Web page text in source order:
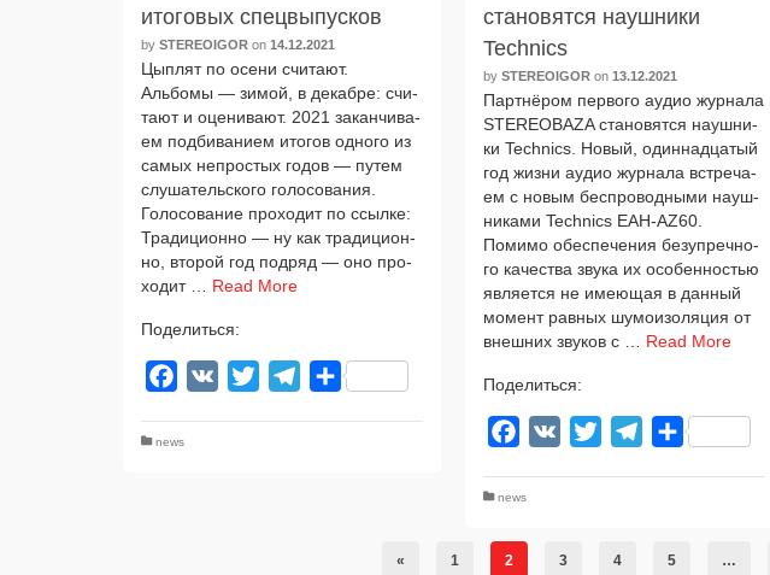
итоговых спецвыпусков
by STEREOIGOR on 14.12.2021
Цыплят по осе­ни счи­та­ют.
Альбомы — зимой, в декаб­ре: счи­
та­ют и оце­ни­ва­ют. 2021 закан­чи­ва­
ем под­би­ва­ни­ем ито­гов одно­го из
самых непро­стых годов — путем
слу­ша­тель­ско­го голо­со­ва­ния.
Голосование про­хо­дит по ссыл­ке:
Традиционно — ну как тра­ди­ци­он­
но, вто­рой год под­ряд — оно про­
хо­дит … Read More
Поделиться:
Facebook
VK Twitter TelegramОтправить
news
становятся наушники
Technics
bySTEREOIGOR on13.12.2021
Партнёром пер­во­го аудио жур­на­ла
STEREOBAZA ста­но­вят­ся науш­ни­
ки Technics. Новый, один­на­дца­тый
год жиз­ни аудио жур­на­ла встре­ча­
ем с новым бес­про­вод­ны­ми науш­
ни­ка­ми Technics EAH-AZ60.
Помимо обес­пе­че­ния без­упреч­но­
го каче­ства зву­ка их осо­бен­но­стью
явля­ет­ся не име­ю­щая в дан­ный
момент рав­ных шумо­изо­ля­ция от
внеш­них зву­ков с … Read More
Поделиться:
Facebook
VK TwitterTelegramОтправить
news
« 1 2 3 4 5 …